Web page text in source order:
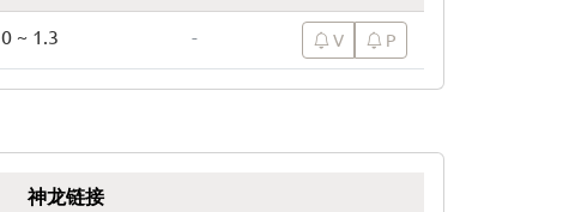
0 ~ 1.3 - V P
神龙链接